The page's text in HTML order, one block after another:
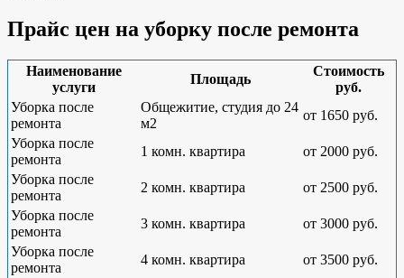
Прайс цен на уборку после ремонта
Наименование
услуги
Площадь
Стоимость
руб.
Уборка после
ремонта
Общежитие, студия до 24
м2
от 1650 руб.
Уборка после
ремонта
1 комн. квартира
от 2000 руб.
Уборка после
ремонта
2 комн. квартира
от 2500 руб.
Уборка после
ремонта
3 комн. квартира
от 3000 руб.
Уборка после
ремонта
4 комн. квартира
от 3500 руб.